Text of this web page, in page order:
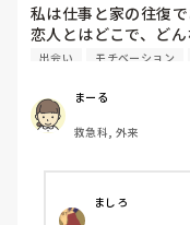
私は仕事と家の往復
恋人とはどこで、ど
是非教えて欲しいで
出会い モチベーション
まーる
救急科, 外来
ましろ